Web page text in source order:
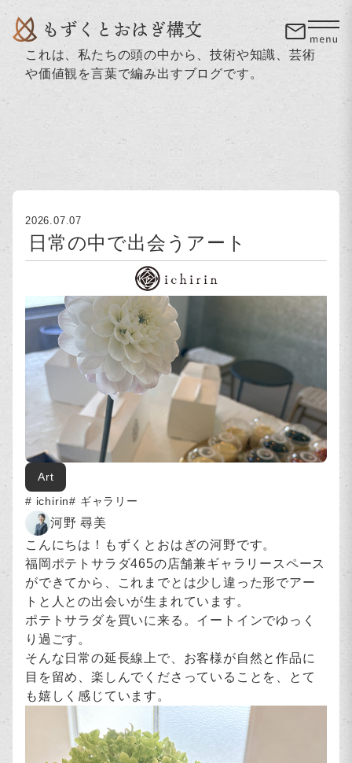
これは、私たちの頭の中から、技術や知識、芸術
や価値観を言葉で編み出すブログです。
2026.07.07
日常の中で出会うアート
Art
ichirin
ギャラリー
河野 尋美
こんにちは！もずくとおはぎの河野です。
福岡ポテトサラダ465の店舗兼ギャラリースペース
ができてから、これまでとは少し違った形でアー
トと人との出会いが生まれています。
ポテトサラダを買いに来る。イートインでゆっく
り過ごす。
そんな日常の延長線上で、お客様が自然と作品に
目を留め、楽しんでくださっていることを、とて
も嬉しく感じています。